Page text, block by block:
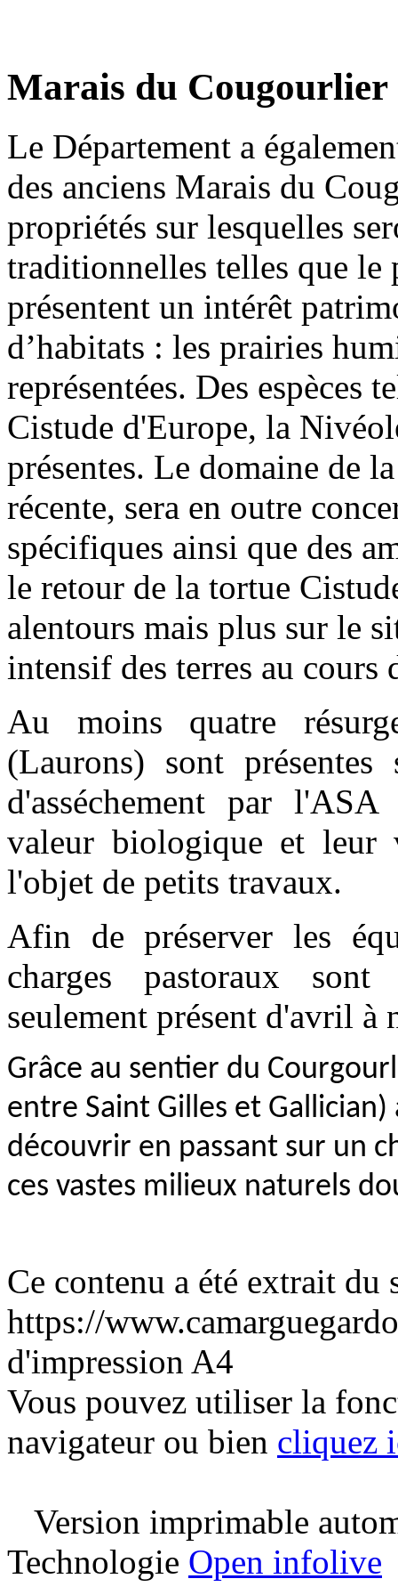
Marais du Cougourlier
Le Département a
des anciens Marais du
propriétés sur lesquelles
traditionnelles telles que le
présentent un intérêt
d’habitats : les prairies
représentées. Des espèces
Cistude d'Europe, la
présentes. Le domaine de
récente, sera en outre
spécifiques ainsi que des
le retour de la tortue
alentours mais plus sur le
intensif des terres au cours
Au moins quatre
(Laurons) sont
d'asséchement par
valeur biologique et leur
l'objet de petits travaux.
Afin de préserver les
charges pastoraux
seulement présent d'avril à
Grâce au sentier du
entre Saint Gilles et
découvrir en passant sur un
ces vastes milieux naturels
Ce contenu a été extrait du
https://
d'impression A4
Vous pouvez utiliser la
navigateur ou bien cliquez
Version imprimable
Technologie Open infolive